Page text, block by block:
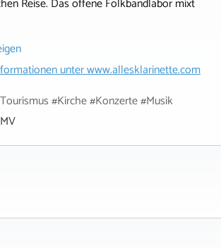
Reise. Das offene Folkbandlabor mixt
unterwww.allesklarinette.com
#Kirche #Konzerte #Musik